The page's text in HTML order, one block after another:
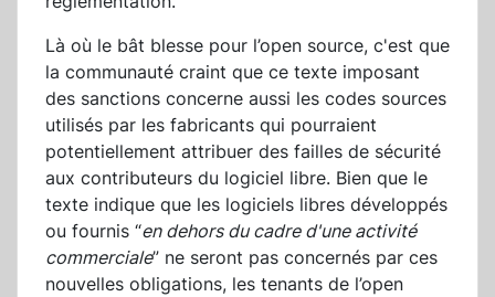
Là où le bât blesse pour l’open source, c'est que
la communauté craint que ce texte imposant
des sanctions concerne aussi les codes sources
utilisés par les fabricants qui pourraient
potentiellement attribuer des failles de sécurité
aux contributeurs du logiciel libre. Bien que le
texte indique que les logiciels libres développés
ou fournis “en dehors du cadre d'une activité
commerciale” ne seront pas concernés par ces
nouvelles obligations, les tenants de l’open